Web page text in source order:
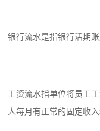
银行流水是指银行活期
工资流水指单位将员工
人每月有正常的固定收